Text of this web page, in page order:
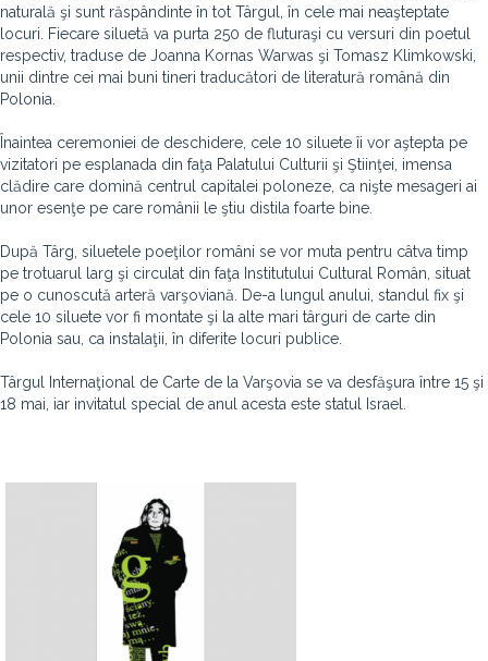
naturală şi sunt răspândinte în tot Târgul, în cele mai neaşteptate
locuri. Fiecare siluetă va purta 250 de fluturaşi cu versuri din poetul
respectiv, traduse de Joanna Kornas Warwas şi Tomasz Klimkowski,
unii dintre cei mai buni tineri traducători de literatură română din
Polonia.
Înaintea ceremoniei de deschidere, cele 10 siluete îi vor aştepta pe
vizitatori pe esplanada din faţa Palatului Culturii şi Ştiinţei, imensa
clădire care domină centrul capitalei poloneze, ca nişte mesageri ai
unor esenţe pe care românii le ştiu distila foarte bine.
După Târg, siluetele poeţilor români se vor muta pentru câtva timp
pe trotuarul larg şi circulat din faţa Institutului Cultural Român, situat
pe o cunoscută arteră varşoviană. De-a lungul anului, standul fix şi
cele 10 siluete vor fi montate şi la alte mari târguri de carte din
Polonia sau, ca instalaţii, în diferite locuri publice.
Târgul Internaţional de Carte de la Varşovia se va desfăşura între 15 şi
18 mai, iar invitatul special de anul acesta este statul Israel.